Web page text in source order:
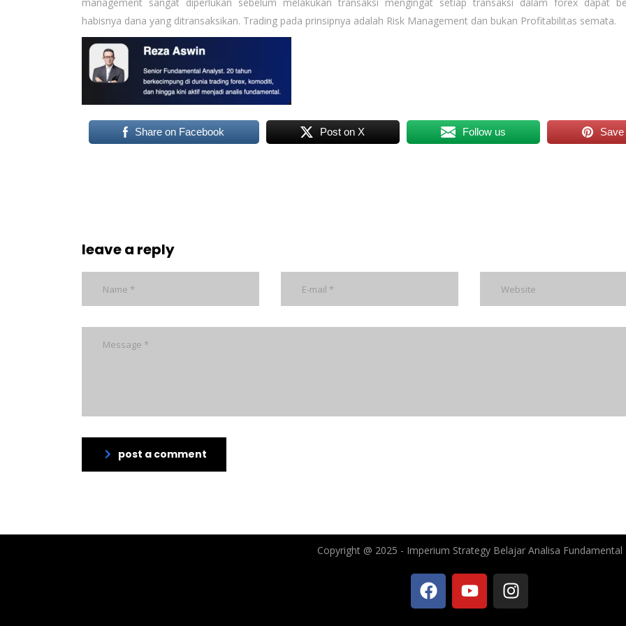
habisnya dana yang ditransaksikan. Trading pada prinsipnya adalah Risk Management dan bukan Profitabilitas semata.
Share on Facebook Post on X Follow us Save
leave a reply
post a comment
Copyright @ 2025 - Imperium Strategy Belajar Analisa Fundamental